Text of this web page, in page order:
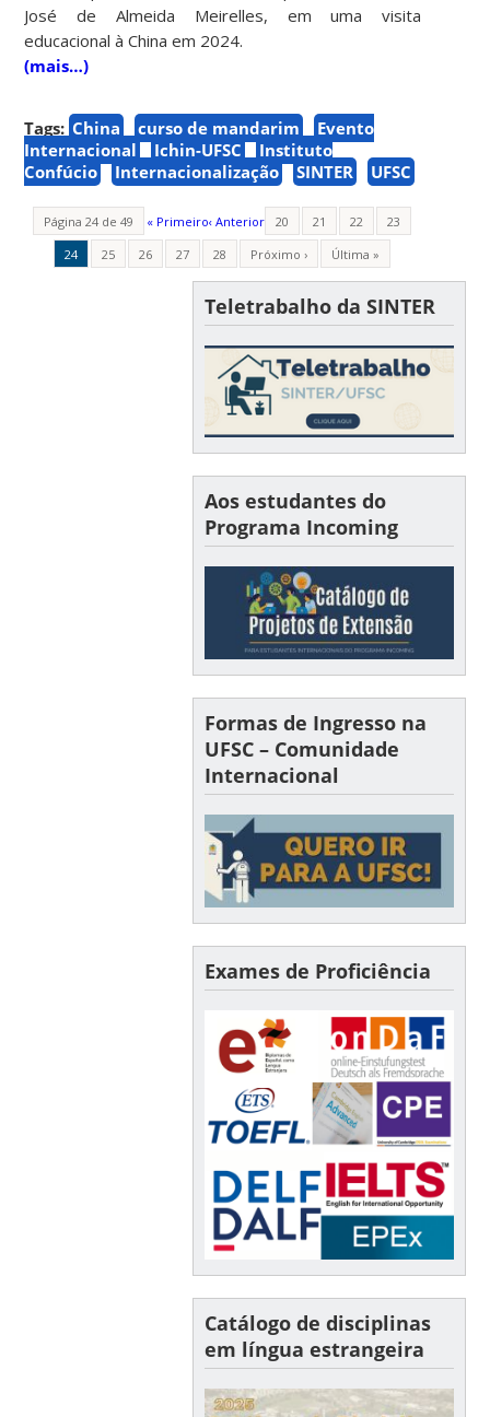
José de Almeida Meirelles, em uma visita
educacional à China em 2024.
(mais…)
Tags: China curso de mandarim
Evento
Internacional
Ichin-UFSC
Instituto
Confúcio
Internacionalização SINTER UFSC
Página 24 de 49 « Primeiro‹ Anterior 20 21 22
23
24
25 26 27 28 Próximo › Última »
Teletrabalho da SINTER
Aos estudantes do
Programa Incoming
Formas de Ingresso na
UFSC – Comunidade
Internacional
Exames de Proficiência
Catálogo de disciplinas
em língua estrangeira